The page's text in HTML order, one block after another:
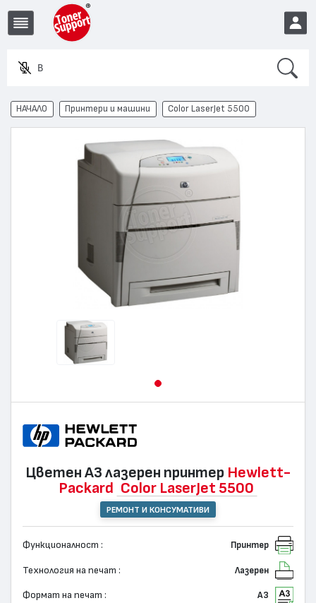
Въвед
EUR
НАЧАЛО Принтери и машини Color LaserJet 5500
Цветен А3 лазерен принтер Hewlett-
Packard
Color LaserJet 5500
РЕМОНТ И КОНСУМАТИВИ
Функционалност : Принтер
Технология на печат : Лазерен
Формат на печат : А3